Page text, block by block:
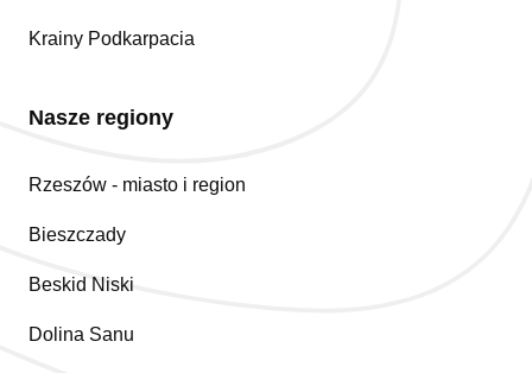
Krainy Podkarpacia
Nasze regiony
Rzeszów - miasto i region
Bieszczady
Beskid Niski
Dolina Sanu